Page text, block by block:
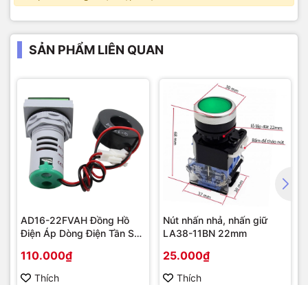
SẢN PHẨM LIÊN QUAN
AD16-22FVAH Đồng Hồ
Điện Áp Dòng Điện Tần Số
110.000₫
Thích
Nút nhấn nhả, nhấn giữ
LA38-11BN 22mm
25.000₫
Thích